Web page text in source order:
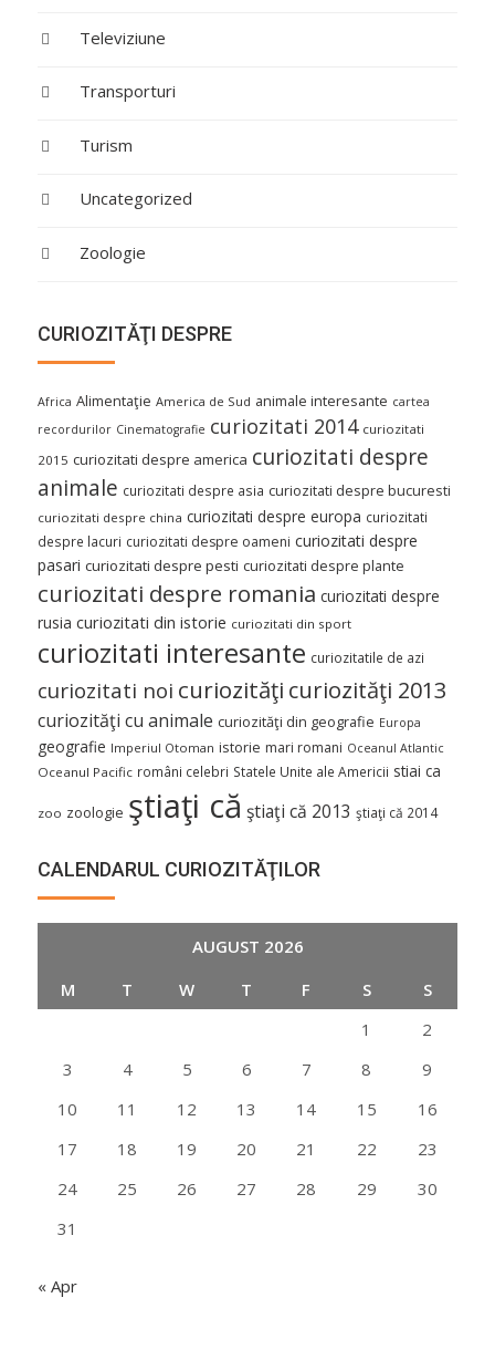
Televiziune
Transporturi
Turism
Uncategorized
Zoologie
CURIOZITĂŢI DESPRE
Africa Alimentaţie America de Sud animale interesante cartea
recordurilor Cinematografie curiozitati 2014 curiozitati
2015 curiozitati despre america curiozitati despre
animale curiozitati despre asia curiozitati despre bucuresti
curiozitati despre china curiozitati despre europa curiozitati
despre lacuri curiozitati despre oameni curiozitati despre
pasari curiozitati despre pesti curiozitati despre plante
curiozitati despre romania curiozitati despre
rusia curiozitati din istorie curiozitati din sport
curiozitati interesante curiozitatile de azi
curiozitati noi curiozităţi curiozităţi 2013
curiozităţi cu animale curiozităţi din geografie Europa
geografie Imperiul Otoman istorie mari romani Oceanul Atlantic
Oceanul Pacific români celebri Statele Unite ale Americii stiai ca
zoo zoologie ştiaţi că ştiaţi că 2013 ştiaţi că 2014
CALENDARUL CURIOZITĂŢILOR
AUGUST 2026
M
T W T F S
S
1
2
3
4 5 6 7 8
9
10
11 12 13 14 15
16
17
18 19 20 21 22
23
24
25 26 27 28 29
30
31
« Apr